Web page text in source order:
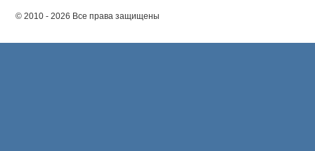
© 2010 - 2026 Все права защищены